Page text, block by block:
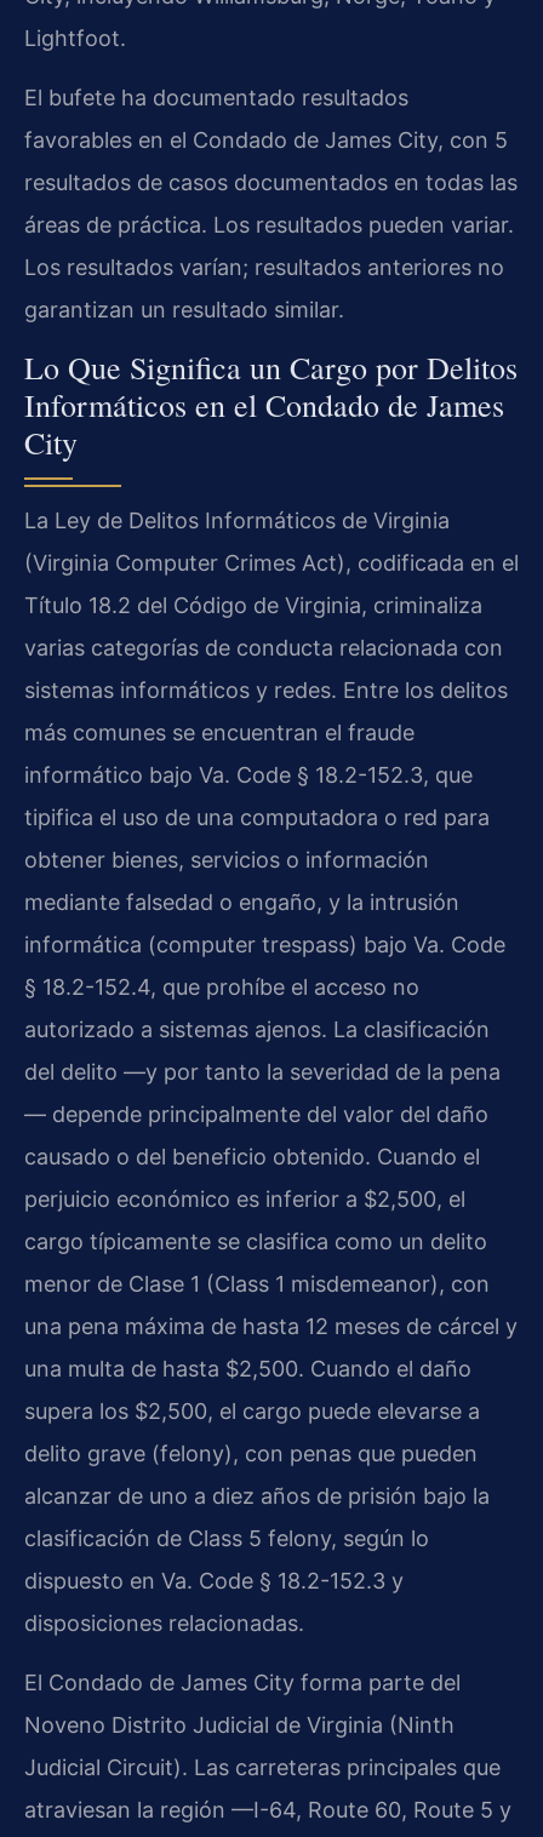
Lightfoot.
El bufete ha documentado resultados
favorables en el Condado de James City, con 5
resultados de casos documentados en todas las
áreas de práctica. Los resultados pueden variar.
Los resultados varían; resultados anteriores no
garantizan un resultado similar.
Lo Que Significa un Cargo por Delitos
Informáticos en el Condado de James
City
La Ley de Delitos Informáticos de Virginia
(Virginia Computer Crimes Act), codificada en el
Título 18.2 del Código de Virginia, criminaliza
varias categorías de conducta relacionada con
sistemas informáticos y redes. Entre los delitos
más comunes se encuentran el fraude
informático bajo Va. Code § 18.2-152.3, que
tipifica el uso de una computadora o red para
obtener bienes, servicios o información
mediante falsedad o engaño, y la intrusión
informática (computer trespass) bajo Va. Code
§ 18.2-152.4, que prohíbe el acceso no
autorizado a sistemas ajenos. La clasificación
del delito —y por tanto la severidad de la pena
— depende principalmente del valor del daño
causado o del beneficio obtenido. Cuando el
perjuicio económico es inferior a $2,500, el
cargo típicamente se clasifica como un delito
menor de Clase 1 (Class 1 misdemeanor), con
una pena máxima de hasta 12 meses de cárcel y
una multa de hasta $2,500. Cuando el daño
supera los $2,500, el cargo puede elevarse a
delito grave (felony), con penas que pueden
alcanzar de uno a diez años de prisión bajo la
clasificación de Class 5 felony, según lo
dispuesto en Va. Code § 18.2-152.3 y
disposiciones relacionadas.
El Condado de James City forma parte del
Noveno Distrito Judicial de Virginia (Ninth
Judicial Circuit). Las carreteras principales que
atraviesan la región —I-64, Route 60, Route 5 y